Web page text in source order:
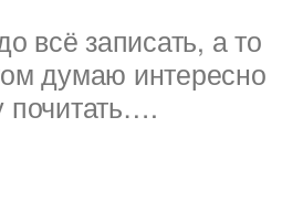
всё записать, а то
думаю интересно
почитать….